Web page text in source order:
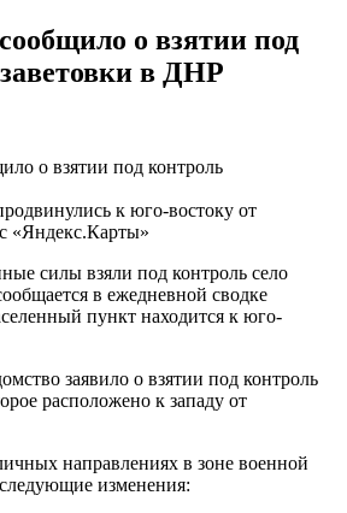
о взятии под
в ДНР
к юго-востоку от
«Яндекс.Карты»
силы взяли под контроль село
в ежедневной сводке
пункт находится к юго-
заявило о взятии под контроль
расположено к западу от
направлениях в зоне военной
изменения: